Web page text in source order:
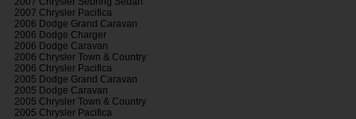
2007 Chrysler Pacifica
2006 Dodge Grand Caravan
2006 Dodge Charger
2006 Dodge Caravan
2006 Chrysler Town & Country
2006 Chrysler Pacifica
2005 Dodge Grand Caravan
2005 Dodge Caravan
2005 Chrysler Town & Country
2005 Chrysler Pacifica